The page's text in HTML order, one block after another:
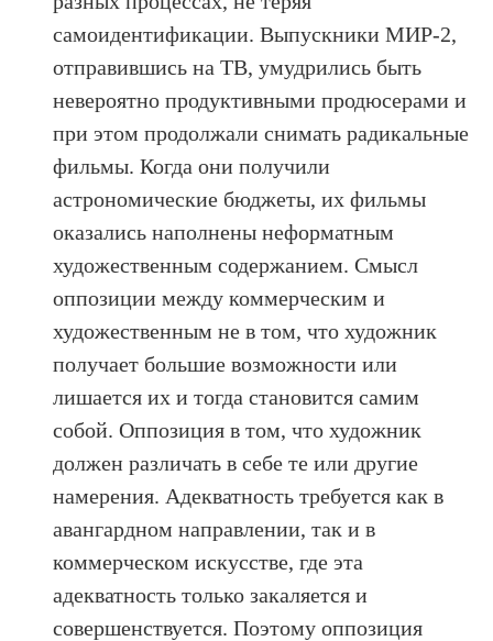
самоидентификации. Выпускники МИР-2,
отправившись на ТВ, умудрились быть
невероятно продуктивными продюсерами и
при этом продолжали снимать радикальные
фильмы. Когда они получили
астрономические бюджеты, их фильмы
оказались наполнены неформатным
художественным содержанием. Смысл
оппозиции между коммерческим и
художественным не в том, что художник
получает большие возможности или
лишается их и тогда становится самим
собой. Оппозиция в том, что художник
должен различать в себе те или другие
намерения. Адекватность требуется как в
авангардном направлении, так и в
коммерческом искусстве, где эта
адекватность только закаляется и
совершенствуется. Поэтому оппозиция